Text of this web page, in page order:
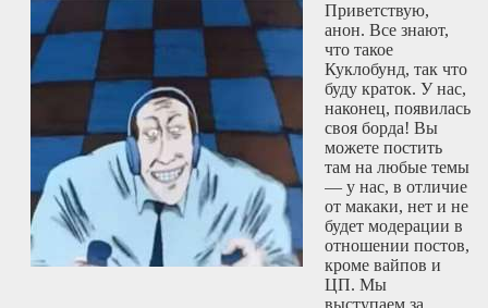
Приветствую,
анон. Все знают,
что такое
Куклобунд, так что
буду краток. У нас,
наконец, появилась
своя борда! Вы
можете постить
там на любые темы
— у нас, в отличие
от макаки, нет и не
будет модерации в
отношении постов,
кроме вайпов и
ЦП. Мы
выступаем за